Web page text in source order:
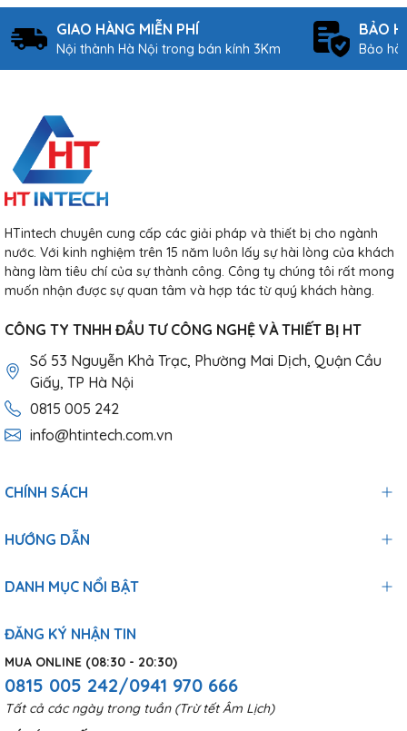
GIAO HÀNG MIỄN PHÍ
Nội thành Hà Nội trong bán kính 3Km
BẢO
Bảo
HTintech chuyên cung cấp các giải pháp và thiết bị cho ngành
nước. Với kinh nghiệm trên 15 năm luôn lấy sự hài lòng của khách
hàng làm tiêu chí của sự thành công. Công ty chúng tôi rất mong
muốn nhận được sự quan tâm và hợp tác từ quý khách hàng.
CÔNG TY TNHH ĐẦU TƯ CÔNG NGHỆ VÀ THIẾT BỊ HT
Số 53 Nguyễn Khả Trạc, Phường Mai Dịch, Quận Cầu
Giấy, TP Hà Nội
0815 005 242
info@htintech.com.vn
CHÍNH SÁCH
HƯỚNG DẪN
DANH MỤC NỔI BẬT
ĐĂNG KÝ NHẬN TIN
MUA ONLINE (08:30 - 20:30)
0815 005 242/0941 970 666
Tất cả các ngày trong tuần (Trừ tết Âm Lịch)